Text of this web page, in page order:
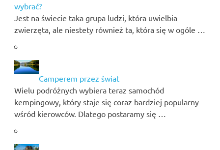
wybrać?
Jest na świecie taka grupa ludzi, która uwielbia
zwierzęta, ale niestety również ta, która się w ogóle …
Camperem przez świat
Wielu podróżnych wybiera teraz samochód
kempingowy, który staje się coraz bardziej popularny
wśród kierowców. Dlatego postaramy się …